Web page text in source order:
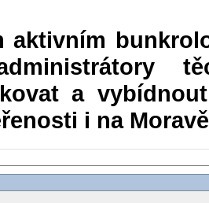
aktivním
a
i na